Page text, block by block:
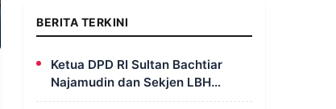
BERITA TERKINI
Ketua DPD RI Sultan Bachtiar
Najamudin dan Sekjen LBH
FERADI Yoshua Rivaldo Bahas